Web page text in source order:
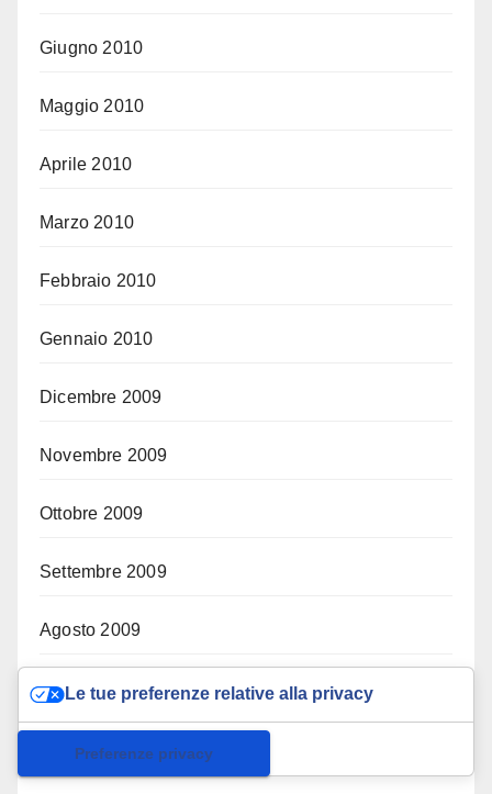
Giugno 2010
Maggio 2010
Aprile 2010
Marzo 2010
Febbraio 2010
Gennaio 2010
Dicembre 2009
Novembre 2009
Ottobre 2009
Settembre 2009
Agosto 2009
Luglio 2009
Giugno 2009
Le tue preferenze relative alla privacy
Informativa sulla raccolta